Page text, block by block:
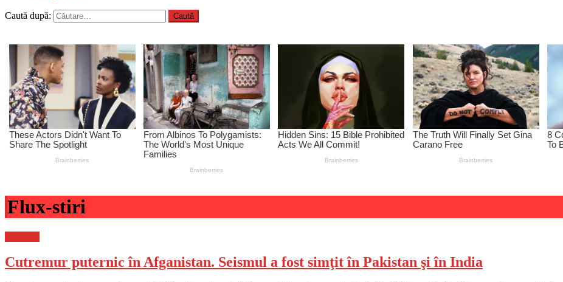
Caută după:
Flux-stiri
Cutremur puternic în Afganistan. Seismul a fost simţit în Pakistan şi în India